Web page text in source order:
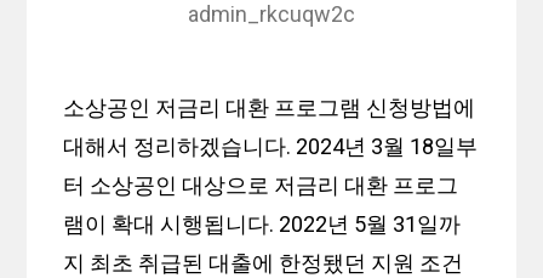
admin_rkcuqw2c
소상공인 저금리 대환 프로그램 신청방법에
대해서 정리하겠습니다. 2024년 3월 18일부
터 소상공인 대상으로 저금리 대환 프로그
램이 확대 시행됩니다. 2022년 5월 31일까
지 최초 취급된 대출에 한정됐던 지원 조건